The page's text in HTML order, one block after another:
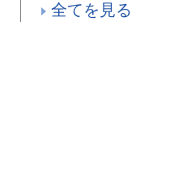
全てを見る